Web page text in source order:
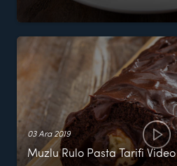
03 Ara 2019
Muzlu Rulo Pasta Tarifi Video